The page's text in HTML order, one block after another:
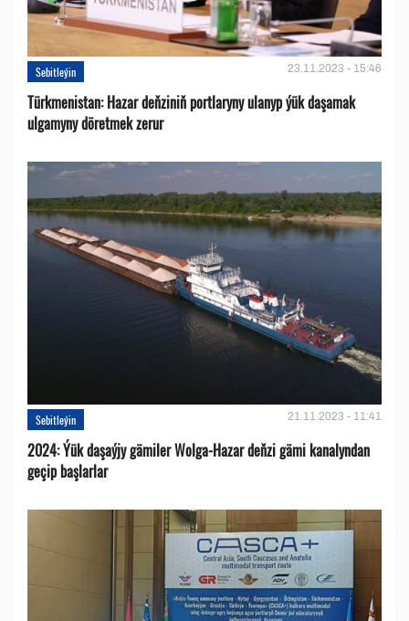
Sebitleýin 23.11.2023 - 15:46
Türkmenistan: Hazar deňziniň portlaryny ulanyp ýük daşamak
ulgamyny döretmek zerur
Sebitleýin 21.11.2023 - 11:41
2024: Ýük daşaýjy gämiler Wolga-Hazar deňzi gämi kanalyndan
geçip başlarlar